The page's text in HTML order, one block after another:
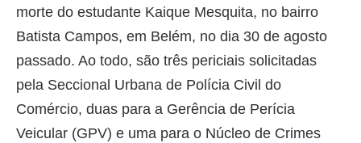
morte do estudante Kaique Mesquita, no bairro
Batista Campos, em Belém, no dia 30 de agosto
passado. Ao todo, são três periciais solicitadas
pela Seccional Urbana de Polícia Civil do
Comércio, duas para a Gerência de Perícia
Veicular (GPV) e uma para o Núcleo de Crimes